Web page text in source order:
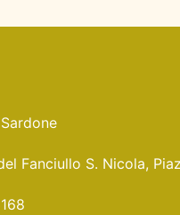
Fanciullo S. Nicola,